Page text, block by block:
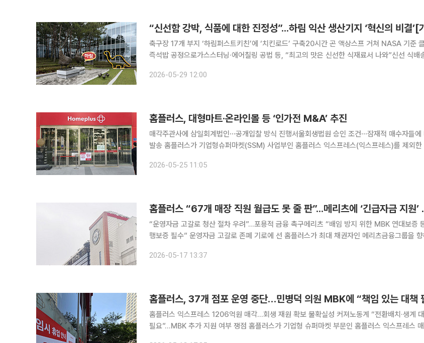
축구장 17개 부지 ‘하림퍼스트키친’에 ‘치킨로드’ 구축20시간 곤 액상스프 거쳐 NASA 기준
즉석밥 공정으로가스스터닝·에어칠링 공법 등, “최고의 맛은 신선한 식재료서 나와”신선 식배
2026-05-29 12:00
홈플러스, 대형마트·온라인몰 등 ‘인가전 M&A’ 추진
매각주관사에 삼일회계법인⋯공개입찰 방식 진행서울회생법원 승인 조건⋯잠재적 매수자들에
발송 홈플러스가 기업형슈퍼마켓(SSM) 사업부인 홈플러스 익스프레스(익스프레스)를 제외한 잔존
2026-05-25 11:05
홈플러스
“운영자금 고갈로 청산 절차 우려”...포용적 금융 촉구메리츠 “배임 방지 위한 MBK 연대보증
행보증 필수” 운영자금 고갈로 존폐 기로에 선 홈플러스가 최대 채권자인 메리츠금융그룹을 향해 다
켓 부문인 홈플러스 익스프레스를 매각했지만, 당장 홈플러스 점포
2026-05-17 13:37
홈플러스 익스프레스 1206억원 매각…회생 재원 확보 불확실성 커져노동계 “전환배치·생계
필요”…MBK 추가 지원 여부 쟁점 홈플러스가 기업형 슈퍼마켓 부문인 홈플러스 익스프레스 매각